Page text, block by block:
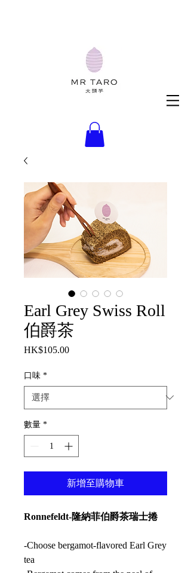
Earl Grey Swiss Roll
伯爵茶
HK$105.00價
口味 *
數量 *
新增至購物車
Ronnefeldt-隆納菲伯爵茶瑞士捲
-Choose bergamot-flavored Earl Grey
tea